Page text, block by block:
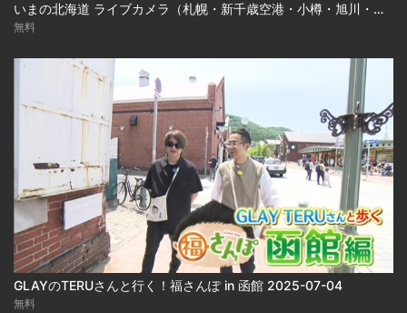
いまの北海道 ライブカメラ（札幌・新千歳空港・小樽・旭川・函館ほか ）
無料
GLAYのTERUさんと行く！福さんぽ in 函館 2025-07-04
無料